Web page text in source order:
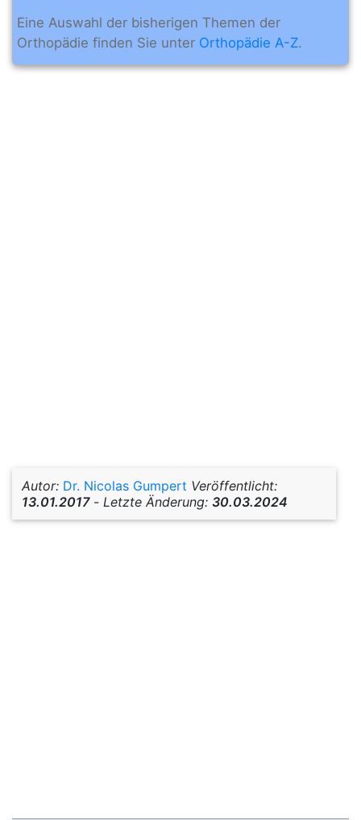
Eine Auswahl der bisherigen Themen der
Orthopädie finden Sie unter Orthopädie A-Z.
Autor: Dr. Nicolas Gumpert Veröffentlicht:
13.01.2017- Letzte Änderung: 30.03.2024